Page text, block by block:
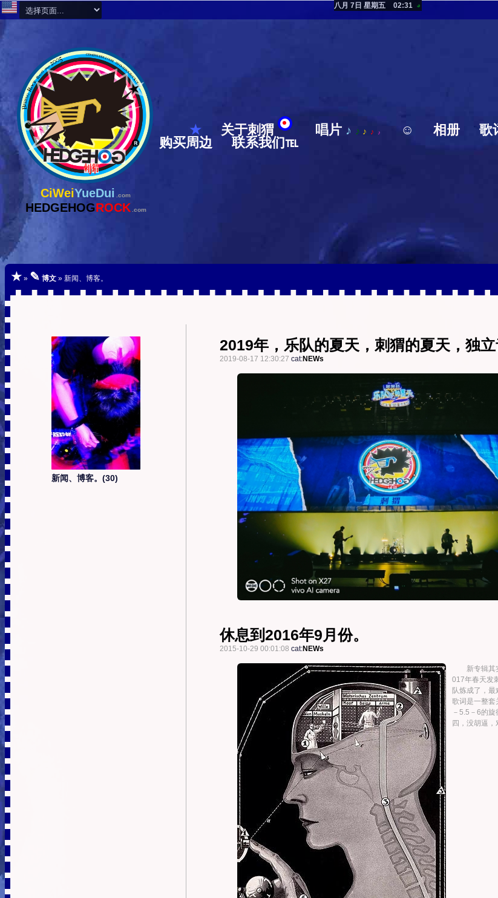
八月 7日 星期五 02:31 ◕
CiWeiYueDui .com
HEDGEHOGROCK .com
★ 关于刺猬 唱片 ♪ ♪ ♪ ♪ ♪ ☺ 相册 歌
购买周边
联系我们℡
★ » ✎ 博文 » 新闻、博客。
新闻、博客。(30)
2019年，乐队的夏天，刺猬的夏天，独立
2019-08-17 12:30:27 cat:NEWs
休息到2016年9月份。
2015-10-29 00:01:08 cat:NEWs
新专辑
017年春天发
队炼成了，
歌词是一整套
－5.5－6的
四，没胡逼